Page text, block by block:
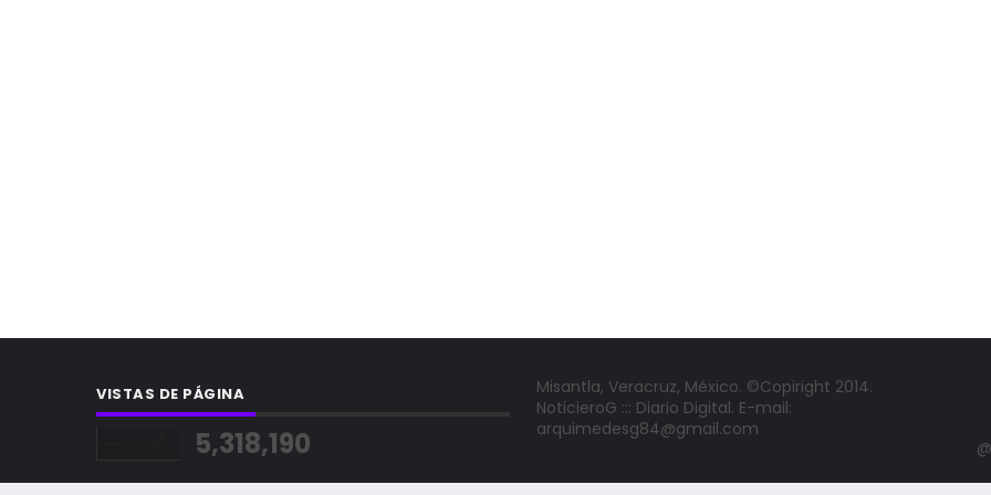
VISTAS DE PÁGINA
5,318,190
Misantla, Veracruz, México. ©Copiright 2014.
NoticieroG ::: Diario Digital. E-mail:
arquimedesg84@gmail.com